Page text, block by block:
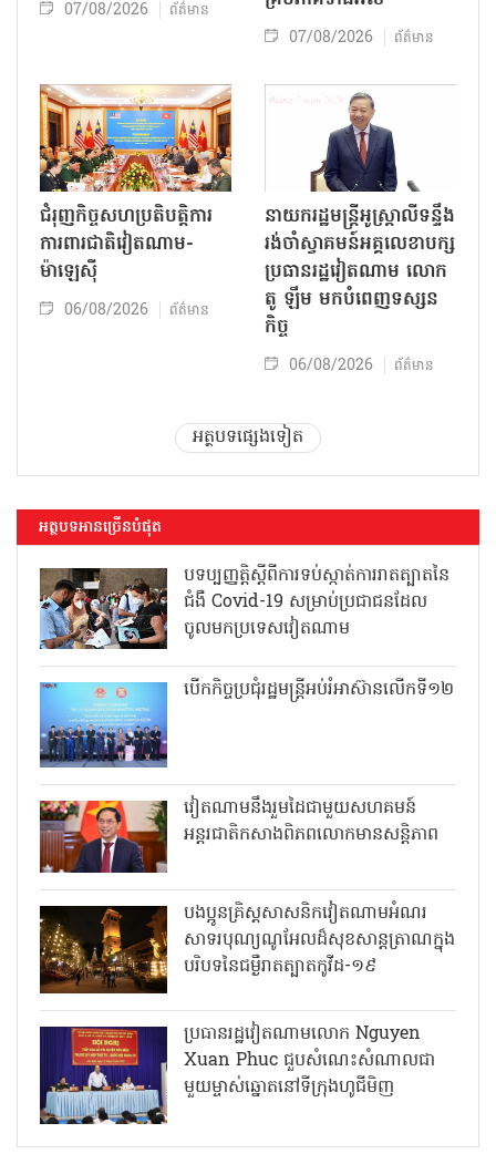
07/08/2026 ព័ត៌មាន
07/08/2026 ព័ត៌មាន
ជំរុញកិច្ចសហប្រតិបត្តិការ
ការពារជាតិវៀតណាម-
ម៉ាឡេស៊ី
06/08/2026 ព័ត៌មាន
នាយករដ្ឋមន្ត្រីអូស្ត្រាលីទន្ទឹង
រង់ចាំស្វាគមន៍អគ្គលេខាបក្ស
ប្រធានរដ្ឋវៀតណាម លោក
តូ ឡឹម មកបំពេញទស្សន
កិច្ច
06/08/2026 ព័ត៌មាន
អត្ថបទផ្សេងទៀត
អត្ថបទអានច្រើនបំផុត
បទប្បញ្ញត្តិស្តីពីការទប់ស្កាត់ការរាតត្បាតនៃ
ជំងឺ Covid-19 សម្រាប់ប្រជាជនដែល
ចូលមកប្រទេសវៀតណាម
បើកកិច្ចប្រជុំរដ្ឋមន្ត្រីអប់រំអាស៊ានលើកទី១២
វៀតណាមនឹងរួមដៃជាមួយសហគមន៍
អន្តរជាតិកសាងពិភពលោកមានសន្តិភាព
បងប្អូនគ្រិស្តសាសនិកវៀតណាមអំណរ
សាទរបុណ្យណូអែលដ៏សុខសាន្តត្រាណក្នុង
បរិបទនៃជម្ងឺរាតត្បាតកូវីដ-១៩
ប្រធានរដ្ឋវៀតណាមលោក Nguyen
Xuan Phuc ជួបសំណេះសំណាលជា
មួយម្ចាស់ឆ្នោតនៅទីក្រុងហូជីមិញ